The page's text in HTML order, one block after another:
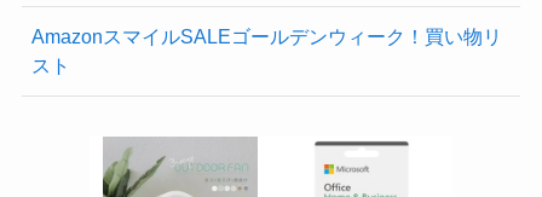
AmazonスマイルSALEゴールデンウィーク！買い物リ
スト